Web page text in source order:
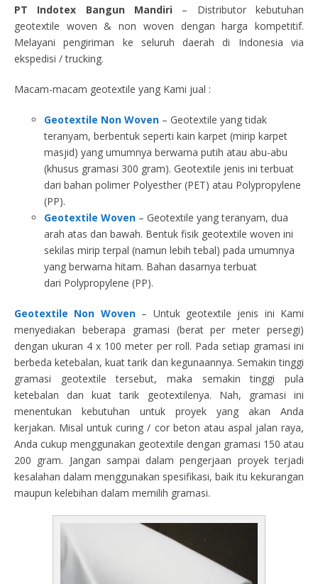
PT Indotex Bangun Mandiri – Distributor kebutuhan
geotextile woven & non woven dengan harga kompetitif.
Melayani pengiriman ke seluruh daerah di Indonesia via
ekspedisi / trucking.
Macam-macam geotextile yang Kami jual :
Geotextile Non Woven – Geotextile yang tidak
teranyam, berbentuk seperti kain karpet (mirip karpet
masjid) yang umumnya berwarna putih atau abu-abu
(khusus gramasi 300 gram). Geotextile jenis ini terbuat
dari bahan polimer Polyesther (PET) atau Polypropylene
(PP).
Geotextile Woven – Geotextile yang teranyam, dua
arah atas dan bawah. Bentuk fisik geotextile woven ini
sekilas mirip terpal (namun lebih tebal) pada umumnya
yang berwarna hitam. Bahan dasarnya terbuat
dari Polypropylene (PP).
Geotextile Non Woven– Untuk geotextile jenis ini Kami
menyediakan beberapa gramasi (berat per meter persegi)
dengan ukuran 4 x 100 meter per roll. Pada setiap gramasi ini
berbeda ketebalan, kuat tarik dan kegunaannya. Semakin tinggi
gramasi geotextile tersebut, maka semakin tinggi pula
ketebalan dan kuat tarik geotextilenya. Nah, gramasi ini
menentukan kebutuhan untuk proyek yang akan Anda
kerjakan. Misal untuk curing / cor beton atau aspal jalan raya,
Anda cukup menggunakan geotextile dengan gramasi 150 atau
200 gram. Jangan sampai dalam pengerjaan proyek terjadi
kesalahan dalam menggunakan spesifikasi, baik itu kekurangan
maupun kelebihan dalam memilih gramasi.